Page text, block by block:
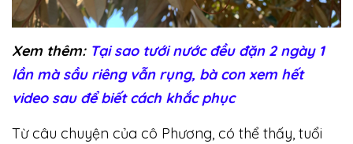
Xem thêm: Tại sao tưới nước đều đặn 2 ngày 1
lần mà sầu riêng vẫn rụng, bà con xem hết
video sau để biết cách khắc phục
Từ câu chuyện của cô Phương, có thể thấy, tuổi